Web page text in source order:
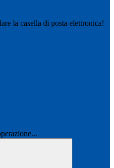
la casella di posta elettronica!